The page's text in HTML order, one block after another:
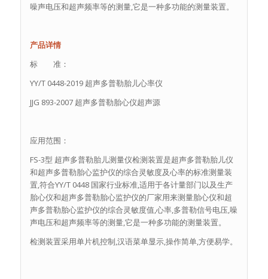
噪声电压和超声频率等的测量,它是一种多功能的测量装置。
产品详情
标 准：
YY∕T 0448-2019 超声多普勒胎儿心率仪
JJG 893-2007 超声多普勒胎心仪超声源
应用范围：
FS-3型 超声多普勒胎儿测量仪检测装置是超声多普勒胎儿仪
和超声多普勒胎心监护仪的综合灵敏度及心率的标准测量装
置,符合YY/T 0448 国家行业标准,适用于各计量部门以及生产
胎心仪和超声多普勒胎心监护仪的厂家用来测量胎心仪和超
声多普勒胎心监护仪的综合灵敏度值,心率,多普勒信号电压,噪
声电压和超声频率等的测量,它是一种多功能的测量装置。
检测装置采用单片机控制,汉语菜单显示,操作简单,方便易学。